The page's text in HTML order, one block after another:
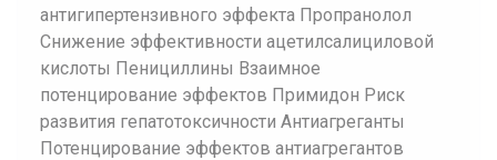
антигипертензивного эффекта Пропранолол
Снижение эффективности ацетилсалициловой
кислоты Пенициллины Взаимное
потенцирование эффектов Примидон Риск
развития гепатотоксичности Антиагреганты
Потенцирование эффектов антиагрегантов